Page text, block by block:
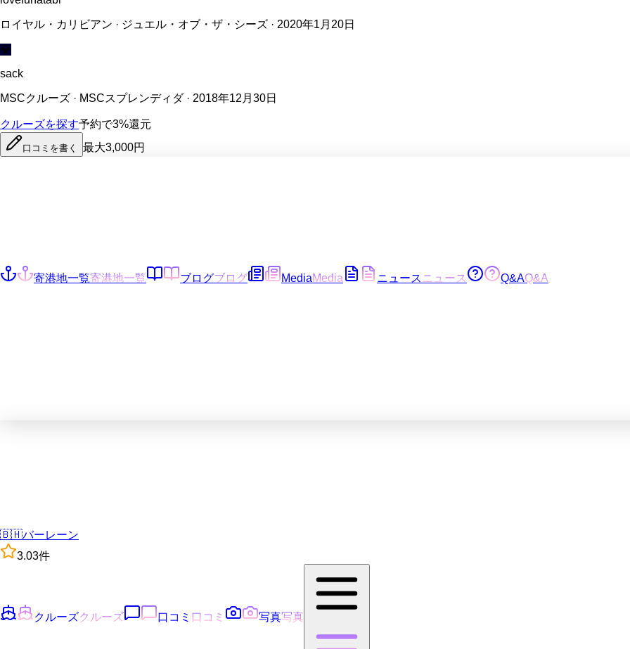
ロイヤル・カリビアン · ジュエル・オブ・ザ・シーズ · 2020年1月20日
💎
sack
MSCクルーズ · MSCスプレンディダ · 2018年12月30日
クルーズを探す予約で3%還元
口コミを書く 最大3,000円
寄港地一覧寄港地一覧 ブログブログ MediaMedia ニュース ニュース Q&AQ&A
🇧🇭バーレーン
3.03件
クルーズクルーズ 口コミ 口コミ 写真写真